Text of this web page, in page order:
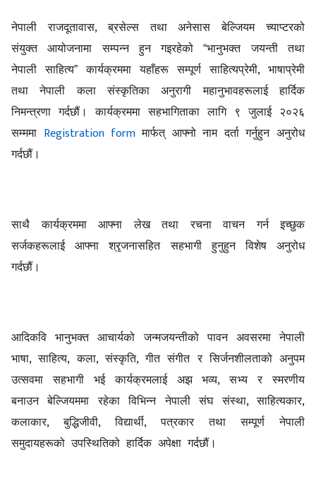
नेपाली राजदूतावास,ब्रसेल्स तथा अनेसास बेल्जियम च्याप्टरको
संयुक्त आयोजनामा सम्पन्न हुन गइरहेको“भानुभक्त जयन्ती तथा
नेपाली साहित्य” कार्यक्रममा यहाँहरू सम्पूर्ण साहित्यप्रेमी,
भाषाप्रेमी
तथा नेपाली कला संस्कृतिका अनुरागी महानुभावहरूलाई हार्दिक
निमन्त्रणा गर्दछौं। कार्यक्रममा सहभागिताका लागि ९ जुलाई २०२६
सम्ममा Registration form मार्फत् आफ्नो नाम दर्ता गर्नुहुन अनुरोध
गर्दछौं।
साथै कार्यक्रममा आफ्ना लेख तथा रचना वाचन गर्न इच्छुक
सर्जकहरूलाई आफ्ना श्रृजनासहित सहभागी हुनुहुन विशेष अनुरोध
गर्दछौं।
आदिकवि भानुभक्त आचार्यको जन्मजयन्तीको पावन अवसरमा नेपाली
भाषा,साहित्य,कला,संस्कृति,गीत संगीत र सिर्जनशीलताको अनुपम
उत्सवमा सहभागी भई कार्यक्रमलाई अझ भव्य,सभ्य र स्मरणीय
बनाउन बेल्जियममा रहेका विभिन्न नेपाली संघ संस्था,साहित्यकार,
कलाकार,बुद्धिजीवी,विद्यार्थी,पत्रकार तथा सम्पूर्ण नेपाली
समुदायहरूको उपस्थितिको हार्दिक अपेक्षा गर्दछौं।